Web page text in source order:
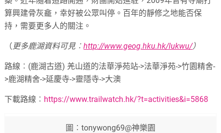
算興建骨灰龕，幸好被公眾叫停。百年的靜修之地能否保
持，需要更多人的關注。
（更多鹿湖資料可見︰http://www.geog.hku.hk/lukwu/）
路線︰(鹿湖古道) 羌山道的法華淨苑站->法華淨苑->竹園精舍-
>鹿湖精舍->延慶寺->靈隱寺->大澳
下載路線︰ https://www.trailwatch.hk/?t=activities&i=5868
圖︰tonywong69@神樂園